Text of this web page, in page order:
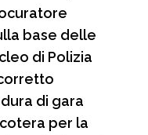
base delle
di Polizia
di gara
per la